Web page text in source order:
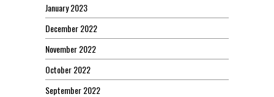
January 2023
December 2022
November 2022
October 2022
September 2022